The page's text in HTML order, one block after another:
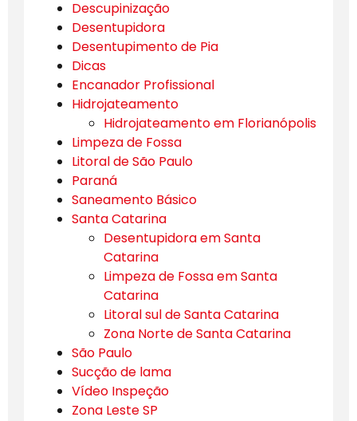
Descupinização
Desentupidora
Desentupimento de Pia
Dicas
Encanador Profissional
Hidrojateamento
Hidrojateamento em Florianópolis
Limpeza de Fossa
Litoral de São Paulo
Paraná
Saneamento Básico
Santa Catarina
Desentupidora em Santa
Catarina
Limpeza de Fossa em Santa
Catarina
Litoral sul de Santa Catarina
Zona Norte de Santa Catarina
São Paulo
Sucção de lama
Vídeo Inspeção
Zona Leste SP